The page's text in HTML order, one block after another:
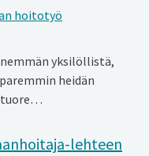
hoitotyö
yksilöllistä,
heidän
tuore…
lehteen